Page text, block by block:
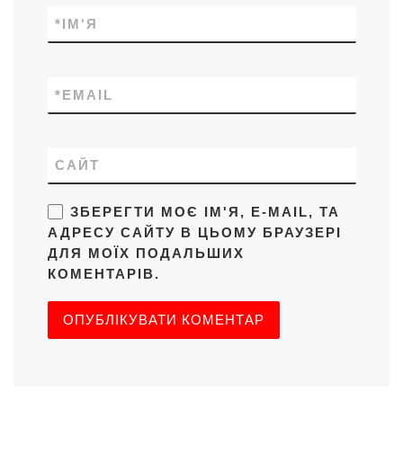
ІМ'Я
*
EMAIL
*
САЙТ
ЗБЕРЕГТИ МОЄ ІМ'Я, E-MAIL, ТА
АДРЕСУ САЙТУ В ЦЬОМУ БРАУЗЕРІ
ДЛЯ МОЇХ ПОДАЛЬШИХ
КОМЕНТАРІВ.